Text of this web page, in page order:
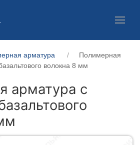
арматура
Полимерная
волокна 8 мм
арматура c